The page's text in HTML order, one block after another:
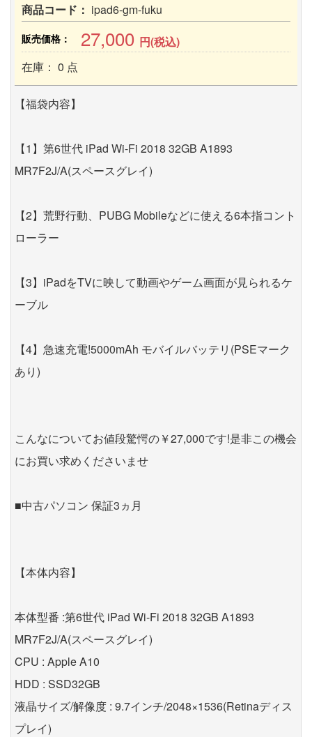
商品コード： ipad6-gm-fuku
販売価格： 27,000 円(税込)
在庫： 0 点
【福袋内容】
【1】第6世代 iPad Wi-Fi 2018 32GB A1893
MR7F2J/A(スペースグレイ)
【2】荒野行動、PUBG Mobileなどに使える6本指コント
ローラー
【3】iPadをTVに映して動画やゲーム画面が見られるケ
ーブル
【4】急速充電!5000mAh モバイルバッテリ(PSEマーク
あり)
こんなについてお値段驚愕の￥27,000です!是非この機会
にお買い求めくださいませ
■中古パソコン 保証3ヵ月
【本体内容】
本体型番 :第6世代 iPad Wi-Fi 2018 32GB A1893
MR7F2J/A(スペースグレイ)
CPU : Apple A10
HDD : SSD32GB
液晶サイズ/解像度 : 9.7インチ/2048×1536(Retinaディス
プレイ)